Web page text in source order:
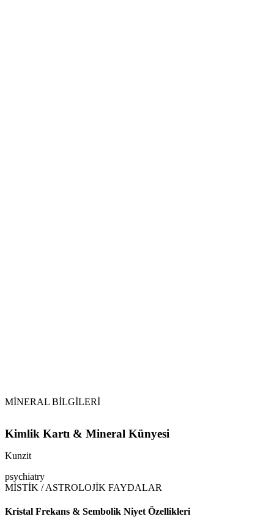
MİNERAL BİLGİLERİ
Kimlik Kartı & Mineral Künyesi
Kunzit
psychiatry
MİSTİK / ASTROLOJİK FAYDALAR
Kristal Frekans & Sembolik Niyet Özellikleri